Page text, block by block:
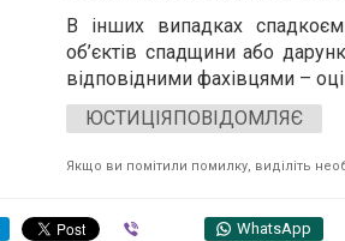
В інших випадках
об’єктів спадщини або
відповідними фахівцями –
ЮСТИЦІЯПОВІДОМЛЯЄ
Якщо ви помітили помилку, виділіть
WhatsApp